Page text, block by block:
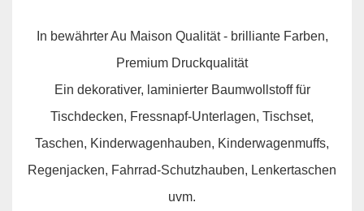
In bewährter Au Maison Qualität - brilliante Farben,
Premium Druckqualität
Ein dekorativer, laminierter Baumwollstoff für
Tischdecken, Fressnapf-Unterlagen, Tischset,
Taschen, Kinderwagenhauben, Kinderwagenmuffs,
Regenjacken, Fahrrad-Schutzhauben, Lenkertaschen
uvm.